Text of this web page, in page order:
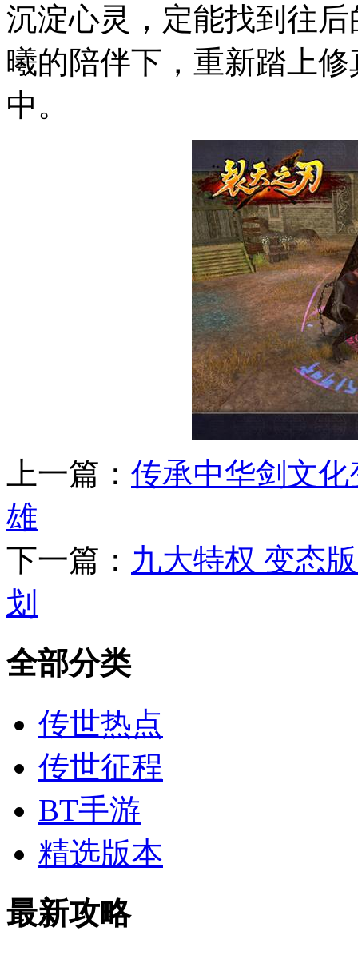
沉淀心灵，定能找到往
曦的陪伴下，重新踏上
中。
上一篇： 传承中华剑文
雄
下一篇： 九大特权 变态
划
全部分类
传世热点
传世征程
BT手游
精选版本
最新攻略